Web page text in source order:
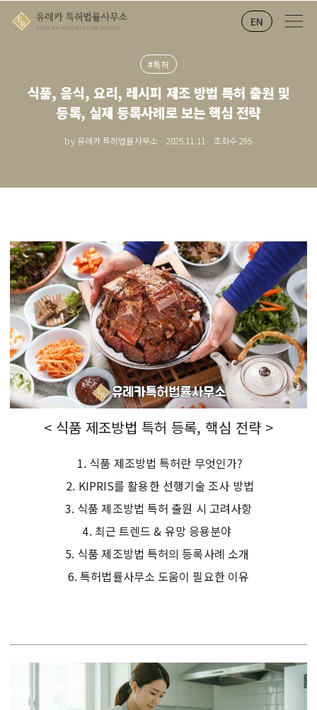
EN
#특허
식품, 음식, 요리, 레시피 제조 방법 특허 출원 및
등록, 실제 등록사례로 보는 핵심 전략
by 유레카 특허법률사무소 2025.11.11 조회수295
< 식품 제조방법 특허 등록, 핵심 전략 >
1. 식품 제조방법 특허란 무엇인가?
2. KIPRIS를 활용한 선행기술 조사 방법
3. 식품 제조방법 특허 출원 시 고려사항
4. 최근 트렌드 & 유망 응용분야
5. 식품 제조방법 특허의 등록사례 소개
6. 특허법률사무소 도움이 필요한 이유